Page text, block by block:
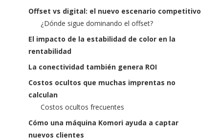
Offset vs digital: el nuevo escenario competitivo
¿Dónde sigue dominando el offset?
El impacto de la estabilidad de color en la
rentabilidad
La conectividad también genera ROI
Costos ocultos que muchas imprentas no
calculan
Costos ocultos frecuentes
Cómo una máquina Komori ayuda a captar
nuevos clientes